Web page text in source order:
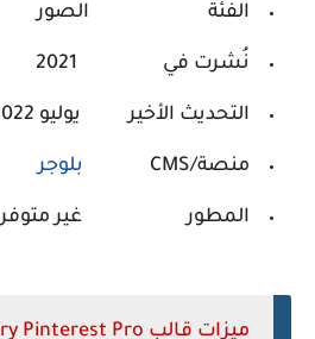
الفئة الصور
نُشرت في 2021
التحديث الأخير يوليو 2022
منصة/CMS بلوجر
المطور غير متوفر
ميزات قالب Gallery Pinterest Pro